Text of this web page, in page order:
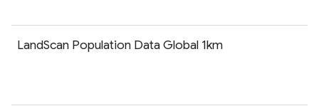
LandScan Population Data Global 1km